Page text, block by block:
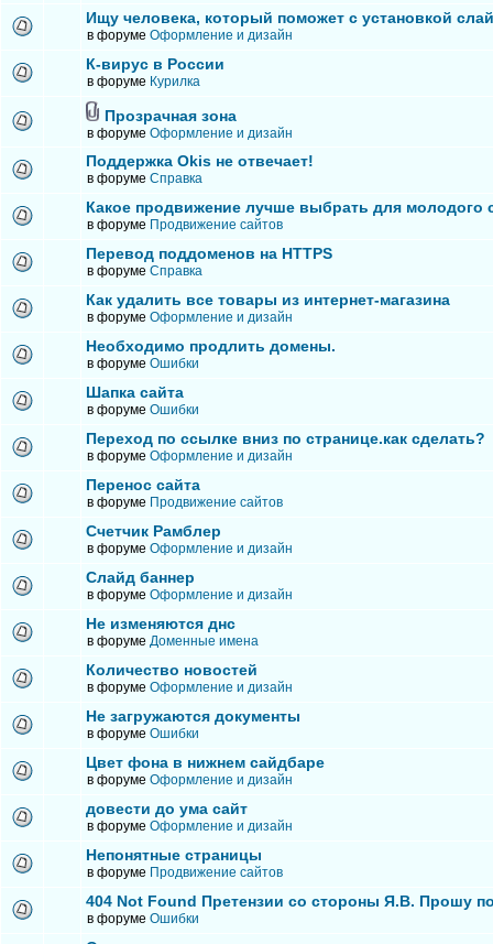
Ищу человека, который поможет с установкой
в форуме Оформление и дизайн
К-вирус в России
в форуме Курилка
Прозрачная зона
в форуме Оформление и дизайн
Поддержка Okis не отвечает!
в форуме Справка
Какое продвижение лучше выбрать для молодого
в форуме Продвижение сайтов
Перевод поддоменов на HTTPS
в форуме Справка
Как удалить все товары из интернет-магазина
в форуме Оформление и дизайн
Необходимо продлить домены.
в форуме Ошибки
Шапка сайта
в форуме Ошибки
Переход по ссылке вниз по странице.как сделать?
в форуме Оформление и дизайн
Перенос сайта
в форуме Продвижение сайтов
Счетчик Рамблер
в форуме Оформление и дизайн
Слайд баннер
в форуме Оформление и дизайн
Не изменяются днс
в форуме Доменные имена
Количество новостей
в форуме Оформление и дизайн
Не загружаются документы
в форуме Ошибки
Цвет фона в нижнем сайдбаре
в форуме Оформление и дизайн
довести до ума сайт
в форуме Оформление и дизайн
Непонятные страницы
в форуме Продвижение сайтов
404 Not Found Претензии со стороны Я.В. Прошу
в форуме Ошибки